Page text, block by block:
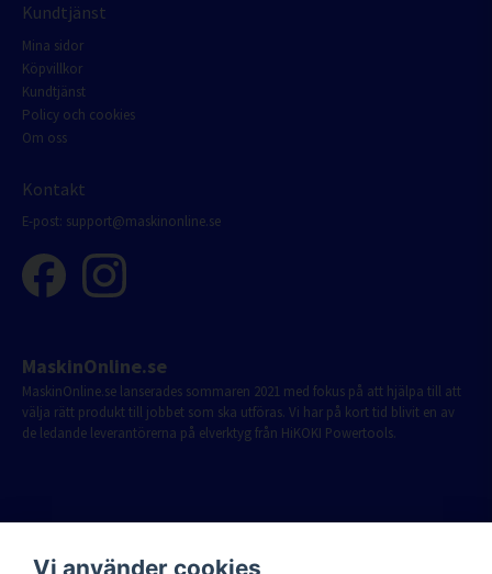
Kundtjänst
Mina sidor
Köpvillkor
Kundtjänst
Policy och cookies
Om oss
Kontakt
E-post: support@maskinonline.se
MaskinOnline.se
MaskinOnline.se lanserades sommaren 2021 med fokus på att hjälpa till att
välja rätt produkt till jobbet som ska utföras. Vi har på kort tid blivit en av
de ledande leverantörerna på elverktyg från HiKOKI Powertools.
Vi använder cookies